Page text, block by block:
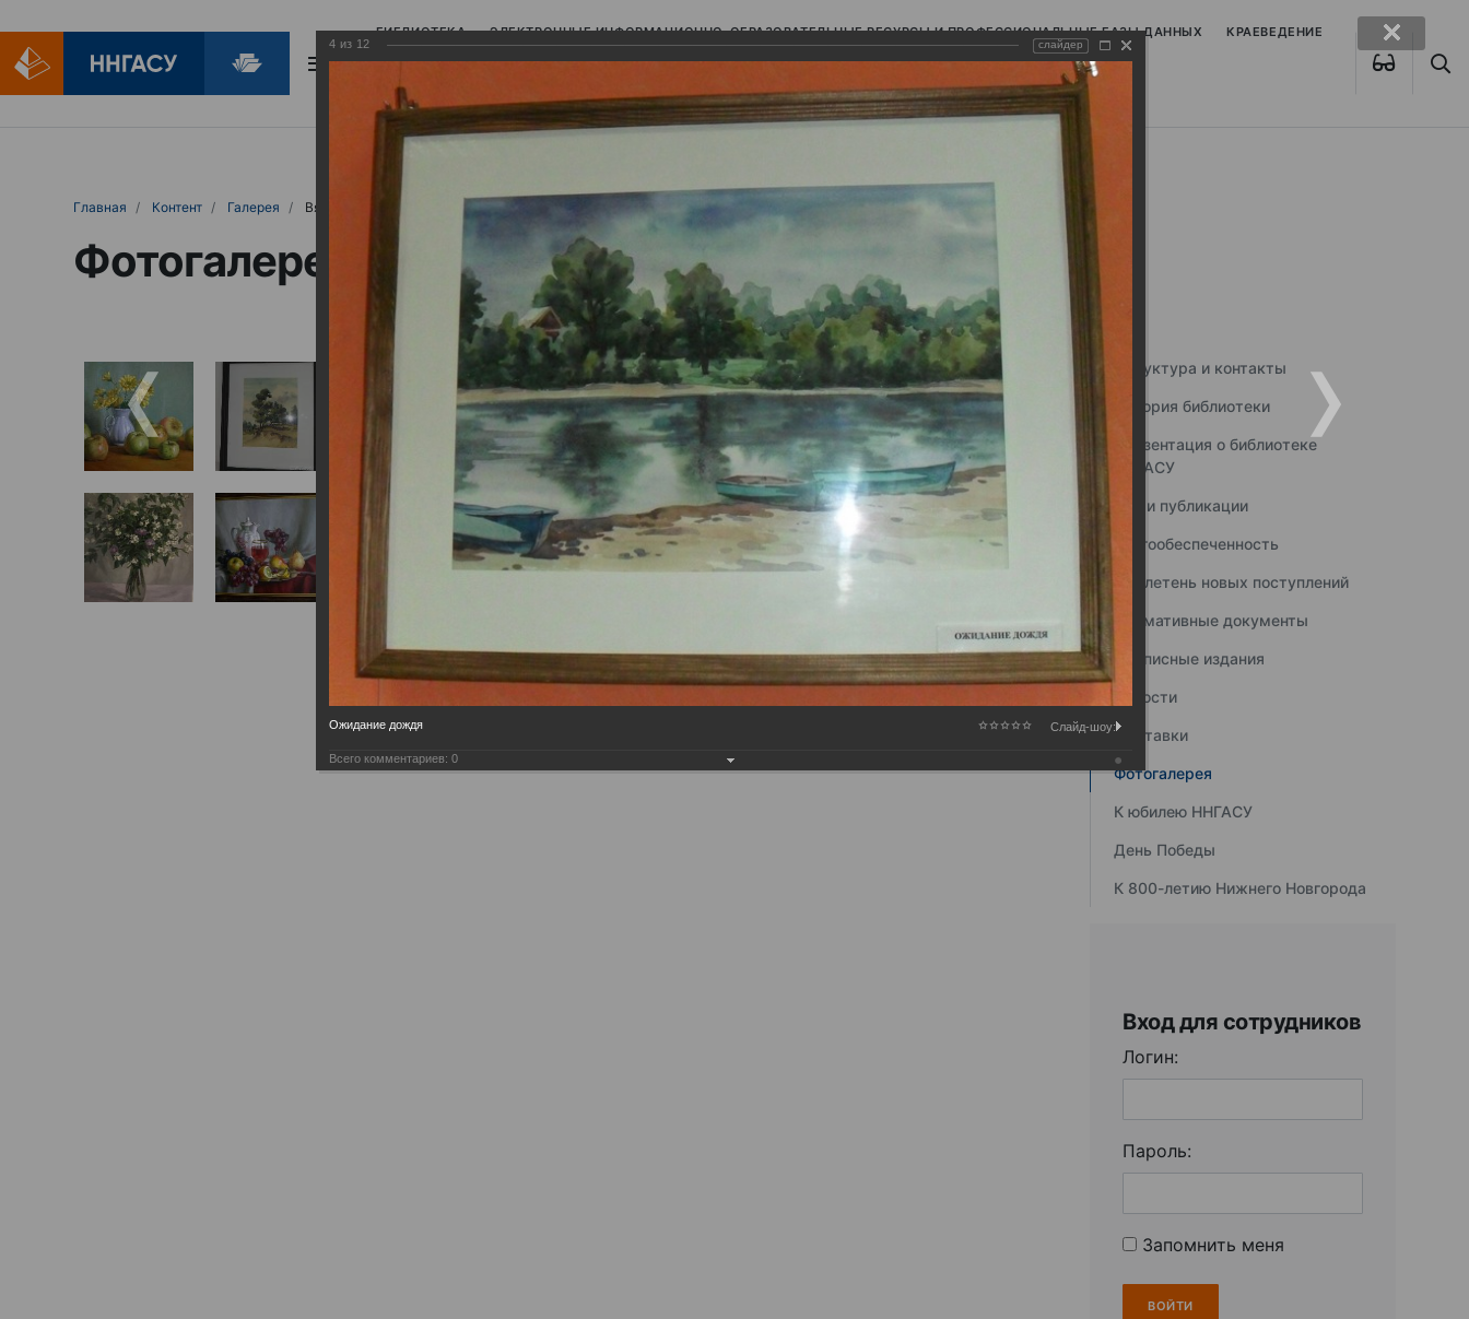
БИБЛИОТЕКА ЭЛЕКТРОННЫЕ ИНФОРМАЦИОННО-ОБРАЗОВАТЕЛЬНЫЕ РЕСУРСЫ И ПРОФЕССИОНАЛЬНЫЕ БАЗЫ ДАННЫХ КРАЕВЕДЕНИЕ
БИБЛИОПОМОЩЬ
Главная Контент Галерея Вячеслав Егоров. Пространство формы и цвета
Фотогалерея
Структура и контакты
История библиотеки
Презентация о библиотеке
ННГАСУ
Наши публикации
Книгообеспеченность
Бюллетень новых поступлений
Нормативные документы
Подписные издания
Новости
Выставки
Фотогалерея
К юбилею ННГАСУ
День Победы
К 800-летию Нижнего Новгорода
Вход для сотрудников
Логин:
Пароль:
Запомнить меня
4 из 12 слайдер
Ожидание дождя Слайд-шоу:
Всего комментариев: 0